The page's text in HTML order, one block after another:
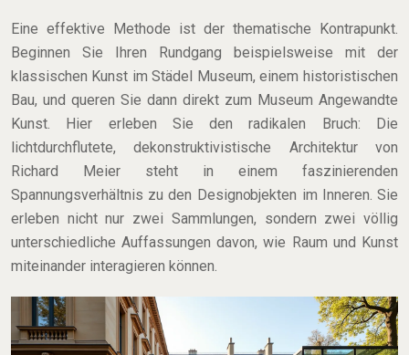
Eine effektive Methode ist der thematische Kontrapunkt.
Beginnen Sie Ihren Rundgang beispielsweise mit der
klassischen Kunst im Städel Museum, einem historistischen
Bau, und queren Sie dann direkt zum Museum Angewandte
Kunst. Hier erleben Sie den radikalen Bruch: Die
lichtdurchflutete, dekonstruktivistische Architektur von
Richard Meier steht in einem faszinierenden
Spannungsverhältnis zu den Designobjekten im Inneren. Sie
erleben nicht nur zwei Sammlungen, sondern zwei völlig
unterschiedliche Auffassungen davon, wie Raum und Kunst
miteinander interagieren können.